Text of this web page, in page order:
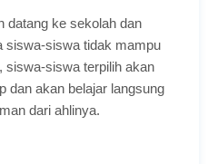
datang ke sekolah dan
siswa-siswa tidak mampu
siswa-siswa terpilih akan
dan akan belajar langsung
dari ahlinya.